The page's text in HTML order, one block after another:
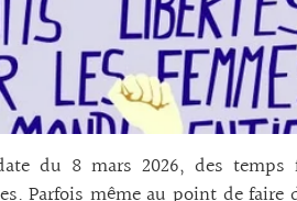
du 8 mars 2026, des temps